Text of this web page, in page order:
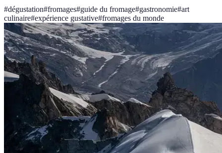
#dégustation#fromages#guide du fromage#gastronomie#art
culinaire#expérience gustative#fromages du monde